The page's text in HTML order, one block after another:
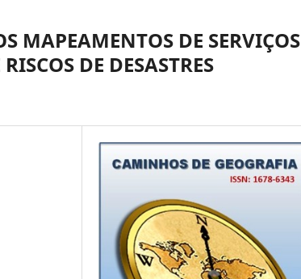
MAPEAMENTOS DE SERVIÇOS
DE DESASTRES